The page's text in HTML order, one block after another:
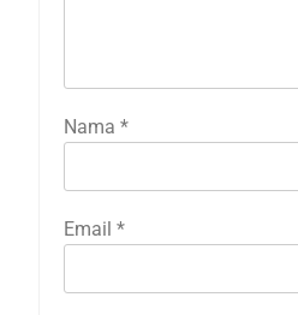
Nama *
Email *